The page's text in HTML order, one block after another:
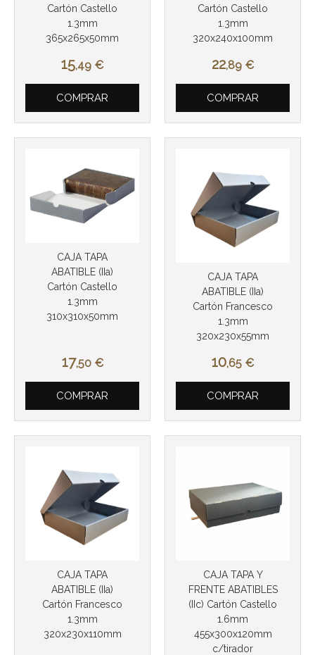
Cartón Castello
1.3mm
365x265x50mm
15,49 €
COMPRAR
Cartón Castello
1.3mm
320x240x100mm
22,89 €
COMPRAR
CAJA TAPA
ABATIBLE (IIa)
Cartón Castello
1.3mm
310x310x50mm
17,50 €
COMPRAR
CAJA TAPA
ABATIBLE (IIa)
Cartón Francesco
1.3mm
320x230x55mm
10,65 €
COMPRAR
CAJA TAPA
ABATIBLE (IIa)
Cartón Francesco
1.3mm
320x230x110mm
CAJA TAPA Y
FRENTE ABATIBLES
(IIc) Cartón Castello
1.6mm
455x300x120mm
c/tirador